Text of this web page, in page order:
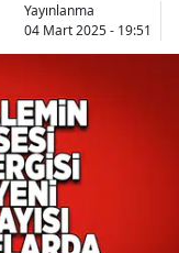
Yayınlanma
04 Mart 2025 - 19:51